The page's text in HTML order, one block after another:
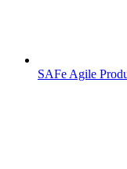
SAFe Agile